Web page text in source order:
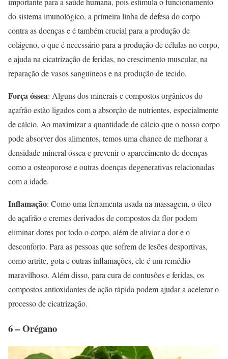
do sistema imunológico, a primeira linha de defesa do corpo
contra as doenças e é também crucial para a produção de
colágeno, o que é necessário para a produção de células no corpo,
e ajuda na cicatrização de feridas, no crescimento muscular, na
reparação de vasos sanguíneos e na produção de tecido.
Força óssea: Alguns dos minerais e compostos orgânicos do
açafrão estão ligados com a absorção de nutrientes, especialmente
de cálcio. Ao maximizar a quantidade de cálcio que o nosso corpo
pode absorver dos alimentos, temos uma chance de melhorar a
densidade mineral óssea e prevenir o aparecimento de doenças
como a osteoporose e outras doenças degenerativas relacionadas
com a idade.
Inflamação: Como uma ferramenta usada na massagem, o óleo
de açafrão e cremes derivados de compostos da flor podem
eliminar dores por todo o corpo, além de aliviar a dor e o
desconforto. Para as pessoas que sofrem de lesões desportivas,
como artrite, gota e outras inflamações, ele é um remédio
maravilhoso. Além disso, para cura de contusões e feridas, os
compostos antioxidantes de ação rápida podem ajudar a acelerar o
processo de cicatrização.
6 – Orégano